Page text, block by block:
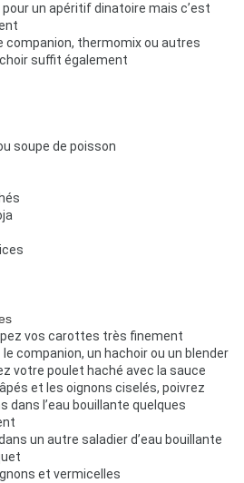
un apéritif dinatoire mais c’est
companion, thermomix ou autres
suffit également
soupe de poisson
vos carottes très finement
companion, un hachoir ou un blender
votre poulet haché avec la sauce
et les oignons ciselés, poivrez
dans l’eau bouillante quelques
un autre saladier d’eau bouillante
et vermicelles